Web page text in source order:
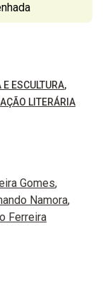
E ESCULTURA
LITERÁRIA
Gomes
Namora
Ferreira